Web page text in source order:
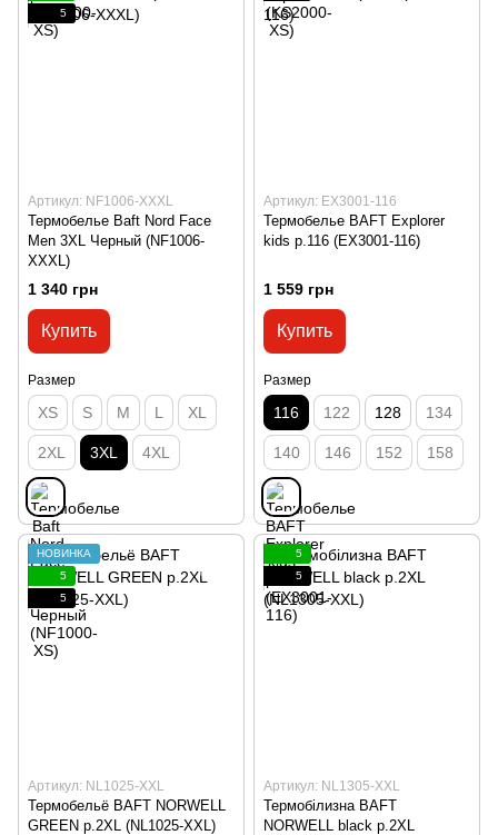
5
Артикул: NF1006-XXXL
Термобелье Baft Nord Face
Men 3XL Черный (NF1006-
XXXL)
1 340 грн
Купить
Размер
XS S M L XL
2XL 3XL 4XL
Артикул: EX3001-116
Термобелье BAFT Explorer
kids p.116 (EX3001-116)
1 559 грн
Купить
Размер
116 122 128 134
140 146 152 158
НОВИНКА
5
5
Артикул: NL1025-XXL
Термобельё BAFT NORWELL
GREEN p.2XL (NL1025-XXL)
5
5
Артикул: NL1305-XXL
Термобілизна BAFT
NORWELL black p.2XL